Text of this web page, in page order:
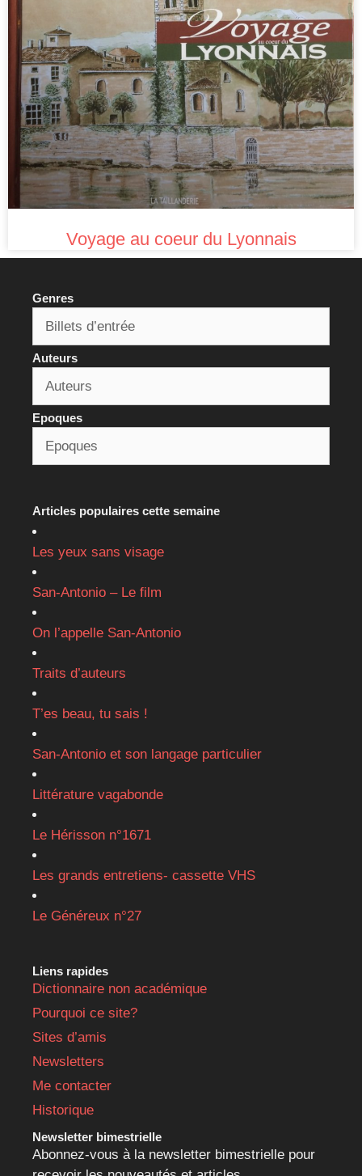
Voyage au coeur du Lyonnais
Genres
Auteurs
Epoques
Articles populaires cette semaine
Les yeux sans visage
San-Antonio – Le film
On l’appelle San-Antonio
Traits d’auteurs
T’es beau, tu sais !
San-Antonio et son langage particulier
Littérature vagabonde
Le Hérisson n°1671
Les grands entretiens- cassette VHS
Le Généreux n°27
Liens rapides
Dictionnaire non académique
Pourquoi ce site?
Sites d’amis
Newsletters
Me contacter
Historique
Newsletter bimestrielle
Abonnez-vous à la newsletter bimestrielle pour